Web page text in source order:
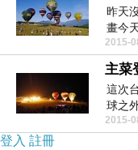
昨天
畫今
熱氣
2015-
這次
球之
得的
2015-
登入 註冊